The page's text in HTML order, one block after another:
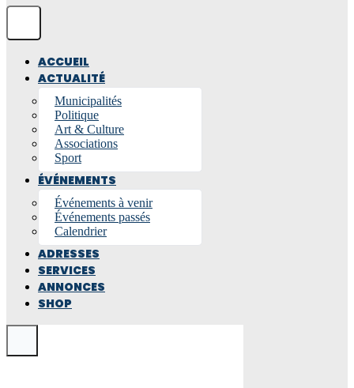
ACCUEIL
ACTUALITÉ
Municipalités
Politique
Art & Culture
Associations
Sport
ÉVÉNEMENTS
Événements à venir
Événements passés
Calendrier
ADRESSES
SERVICES
ANNONCES
SHOP